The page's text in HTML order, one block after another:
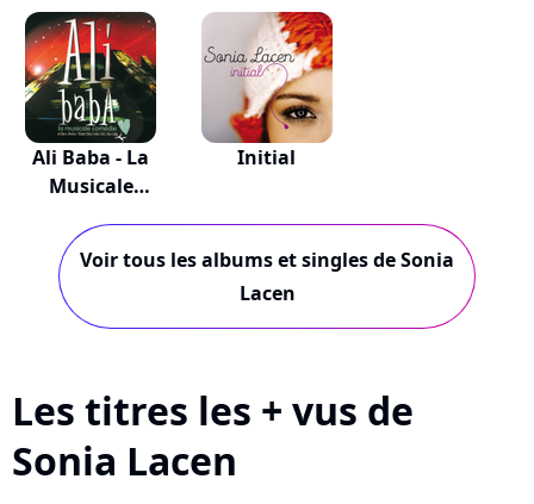
Ali Baba - La
Musicale
Initial
Voir tous les albums et singles de Sonia
Lacen
Les titres les + vus de
Sonia Lacen